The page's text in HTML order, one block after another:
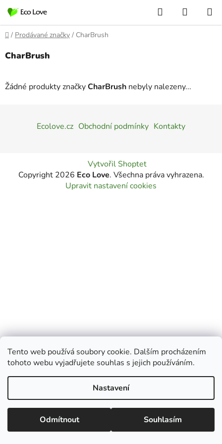
Tento web používá soubory cookie. Dalším procházením
tohoto webu vyjadřujete souhlas s jejich používáním.
Nastavení
Odmítnout Souhlasím
obsah
Hledat
KOŠÍK
Domů
/ Prodávané značky / CharBrush
CharBrush
Žádné produkty značkyCharBrush nebyly nalezeny...
Ecolove.cz Obchodní podmínky Kontakty
Vytvořil Shoptet
Copyright 2026 Eco Love. Všechna práva vyhrazena.
Upravit nastavení cookies